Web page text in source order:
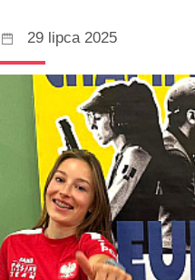
29 lipca 2025